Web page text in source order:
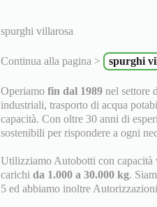
spurghi villarosa
Continua alla pagina > spurghi
Operiamo fin dal 1989 nel settore
industriali, trasporto di acqua
capacità. Con oltre 30 anni di
sostenibili per rispondere a ogni
Utilizziamo Autobotti con capacità
carichi da 1.000 a 30.000 kg.
5 ed abbiamo inoltre